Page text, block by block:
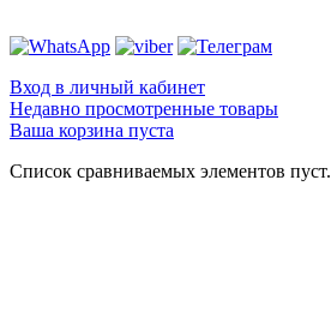
Вход в личный кабинет
Недавно просмотренные товары
Ваша корзина пуста
Список сравниваемых элементов пуст.